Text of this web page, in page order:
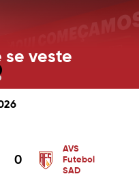
veste
0
AVS
Futebol
SAD